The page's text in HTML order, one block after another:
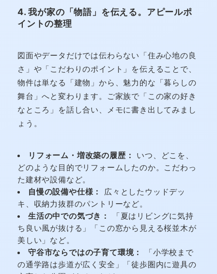
4. 我が家の「物語」を伝える。アピールポ
イントの整理
図面やデータだけでは伝わらない「住み心地の良
さ」や「こだわりのポイント」を伝えることで、
物件は単なる「建物」から、魅力的な「暮らしの
舞台」へと変わります。ご家族で「この家の好き
なところ」を話し合い、メモに書き出してみまし
ょう。
リフォーム・増改築の履歴：
いつ、どこを、
どのような目的でリフォームしたのか。こだわっ
た建材や設備など。
自慢の設備や仕様：
広々としたウッドデッ
キ、収納力抜群のパントリーなど。
生活の中での気づき：
「夏はリビングに気持
ち良い風が抜ける」「この窓から見える桜並木が
美しい」など。
守谷市ならではの子育て環境：
「小学校まで
の通学路は歩道が広く安全」「徒歩圏内に遊具の